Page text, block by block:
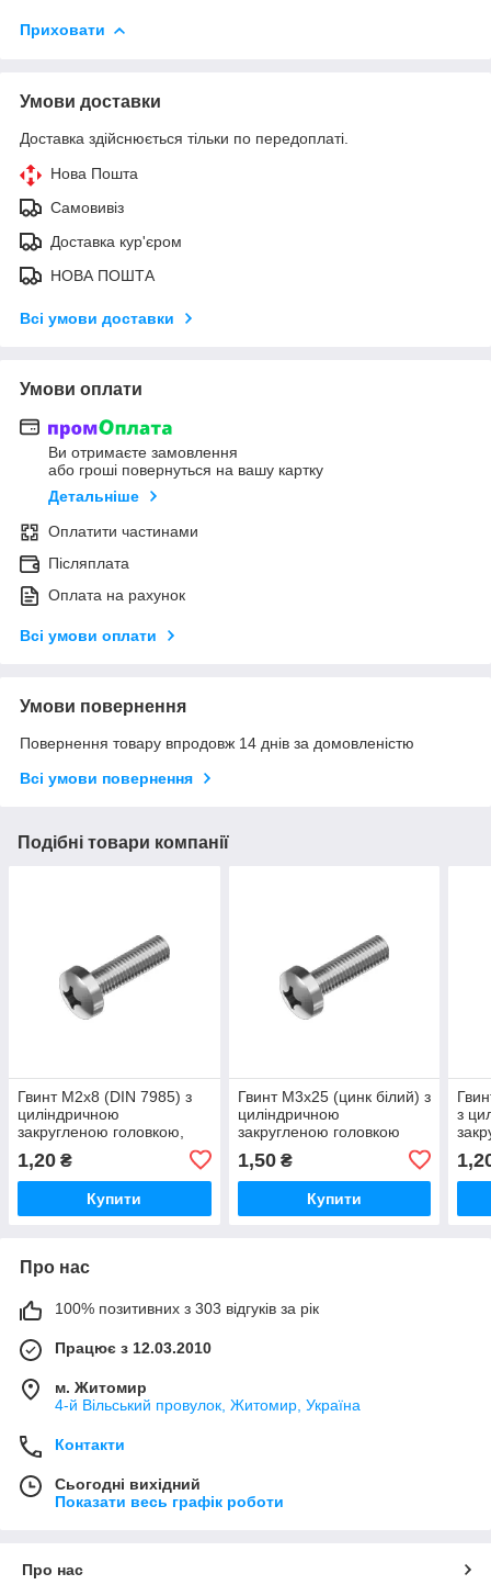
Приховати
Умови доставки
Доставка здійснюється тільки по передоплаті.
Нова Пошта
Самовивіз
Доставка кур'єром
НОВА ПОШТА
Всі умови доставки
Умови оплати
Ви отримаєте замовлення
або гроші повернуться на вашу картку
Детальніше
Оплатити частинами
Післяплата
Оплата на рахунок
Всі умови оплати
Умови повернення
Повернення товару впродовж 14 днів за домовленістю
Всі умови повернення
Подібні товари компанії
Гвинт М2х8 (DIN 7985) з
циліндричною
закругленою головкою,
1,20 ₴
Купити
Гвинт М3х25 (цинк білий) з
циліндричною
закругленою головкою
1,50₴
Купити
з
Про нас
100% позитивних з 303 відгуків за рік
Працює з 12.03.2010
м. Житомир
4-й Вільський провулок, Житомир, Україна
Контакти
Сьогодні вихідний
Показати весь графік роботи
Про нас